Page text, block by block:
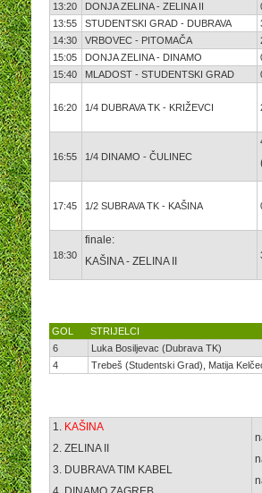
13:20
DONJA ZELINA - ZELINA II
13:55
STUDENTSKI GRAD - DUBRAVA
14:30
VRBOVEC - PITOMAČA
15:05
DONJA ZELINA - DINAMO
15:40
MLADOST - STUDENTSKI GRAD
16:20 1/4 DUBRAVA TK - KRIŽEVCI
16:55 1/4 DINAMO - ČULINEC
17:45 1/2 SUBRAVA TK - KAŠINA
18:30
finale:
KAŠINA - ZELINA II
GOL
STRIJELCI
6
Luka Bosiljevac (Dubrava TK)
4
Trebeš (Studentski Grad), Matija
1. KAŠINA
2. ZELINA II
3. DUBRAVA TIM KABEL